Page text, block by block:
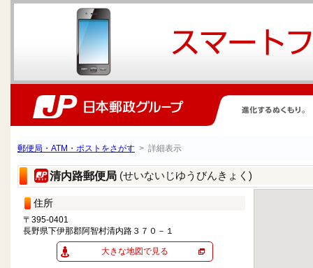
郵便局・ATM・ポストをさがす > 詳細表示
清内路郵便局 (せいないじゆうびんきょく)
住所
〒395-0401
長野県下伊那郡阿智村清内路３７０－１
大きな地図で見る